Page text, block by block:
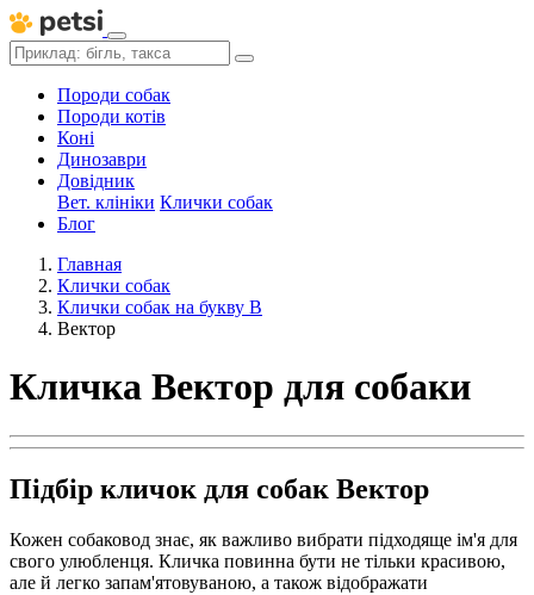
Породи собак
Породи котів
Коні
Динозаври
Довідник
Вет. клініки Клички собак
Блог
Главная
Клички собак
Клички собак на букву В
Вектор
Кличка Вектор для собаки
Підбір кличок для собак Вектор
Кожен собаковод знає, як важливо вибрати підходяще ім'я для
свого улюбленця. Кличка повинна бути не тільки красивою,
але й легко запам'ятовуваною, а також відображати